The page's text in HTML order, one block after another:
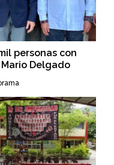
personas con
Delgado